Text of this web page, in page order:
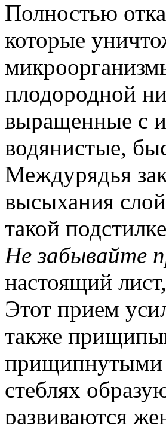
Полностью
которые
плодородной
выращенные с
водянистые,
Междурядья
высыхания
такой
Не забывайте
настоящий
Этот прием
также
прищипнутыми
стеблях
развиваются